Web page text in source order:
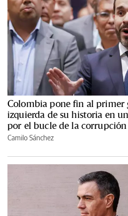
Colombia pone fin al primer
izquierda de su historia en
por el bucle de la corrupción
Camilo Sánchez